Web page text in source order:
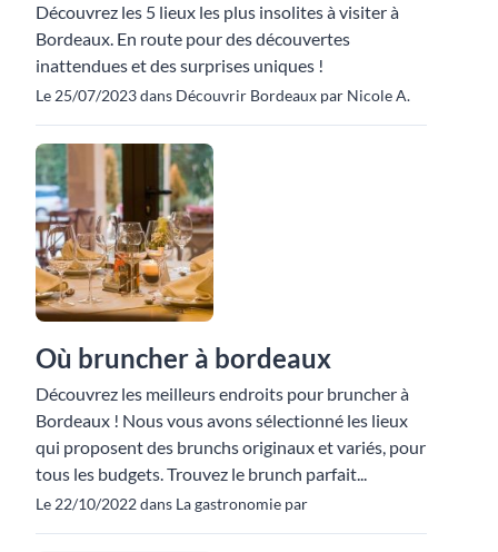
Découvrez les 5 lieux les plus insolites à visiter à
Bordeaux. En route pour des découvertes
inattendues et des surprises uniques !
Le 25/07/2023 dans Découvrir Bordeaux par Nicole A.
Où bruncher à bordeaux
Découvrez les meilleurs endroits pour bruncher à
Bordeaux ! Nous vous avons sélectionné les lieux
qui proposent des brunchs originaux et variés, pour
tous les budgets. Trouvez le brunch parfait...
Le 22/10/2022 dans La gastronomie par